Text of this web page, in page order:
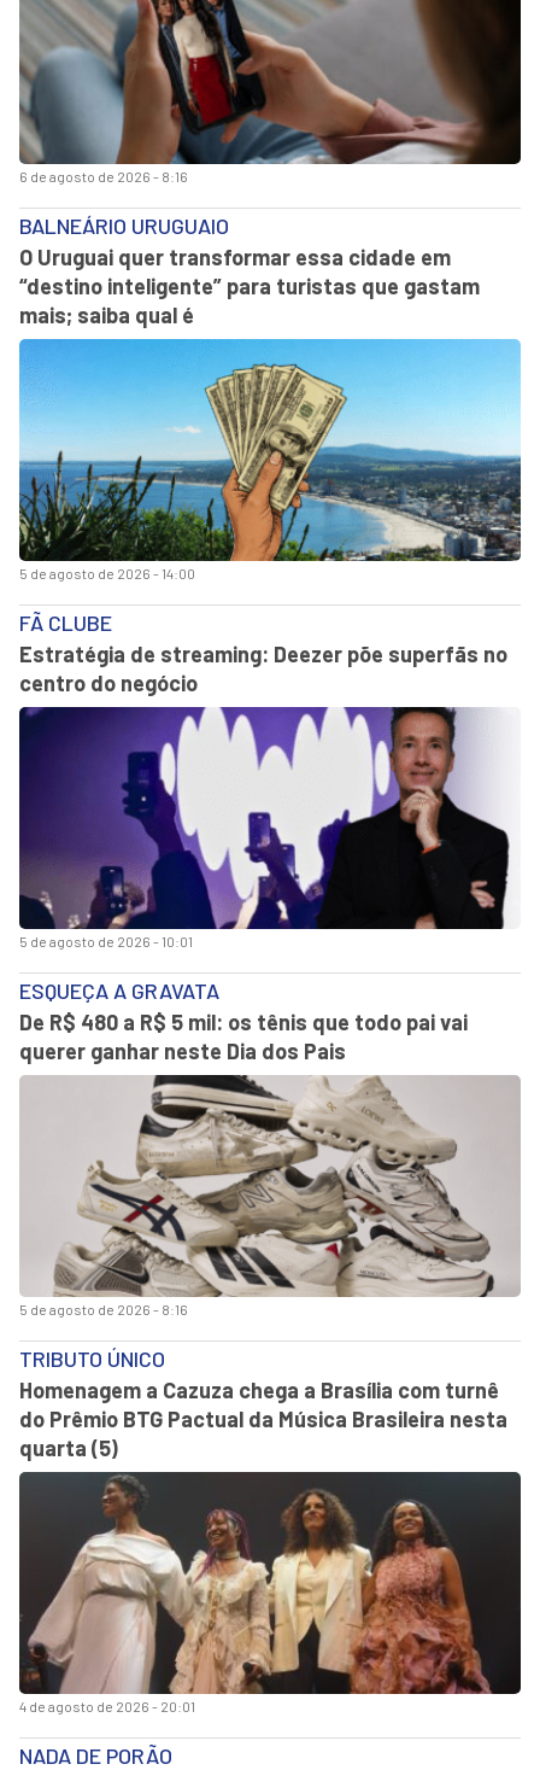
6 de agosto de 2026 - 8:16
5 de agosto de 2026 - 14:00
BALNEÁRIO URUGUAIO
O Uruguai quer transformar essa cidade em
“destino inteligente” para turistas que gastam
mais; saiba qual é
5 de agosto de 2026 - 10:01
FÃ CLUBE
Estratégia de streaming: Deezer põe superfãs no
centro do negócio
5 de agosto de 2026 - 8:16
ESQUEÇA A GRAVATA
De R$ 480 a R$ 5 mil: os tênis que todo pai vai
querer ganhar neste Dia dos Pais
4 de agosto de 2026 - 20:01
TRIBUTO ÚNICO
Homenagem a Cazuza chega a Brasília com turnê
do Prêmio BTG Pactual da Música Brasileira nesta
quarta (5)
NADA DE PORÃO